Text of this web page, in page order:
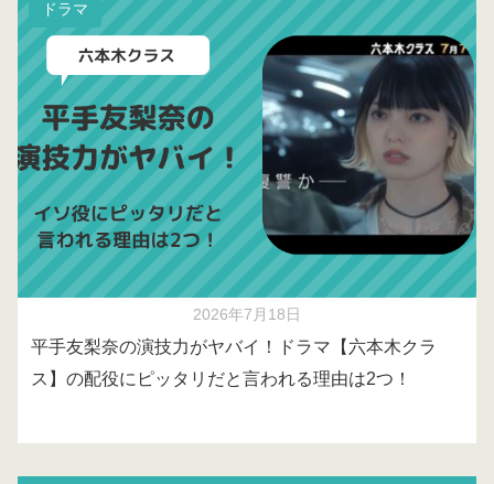
ドラマ
2026年7月18日
平手友梨奈の演技力がヤバイ！ドラマ【六本木クラ
ス】の配役にピッタリだと言われる理由は2つ！